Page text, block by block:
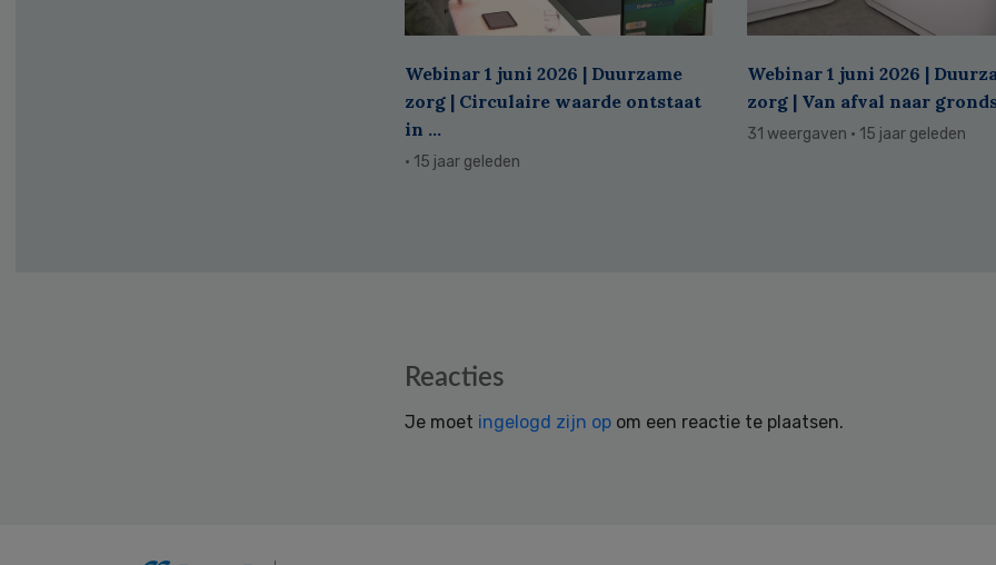
Webinar 1 juni 2026 | Duurzame
zorg | Circulaire waarde ontstaat
in ...
· 15 jaar geleden
Webinar 1 juni 2026 |
zorg | Van afval naar
31 weergaven · 15 jaar geleden
Reacties
Je moet ingelogd zijn op om een reactie te plaatsen.